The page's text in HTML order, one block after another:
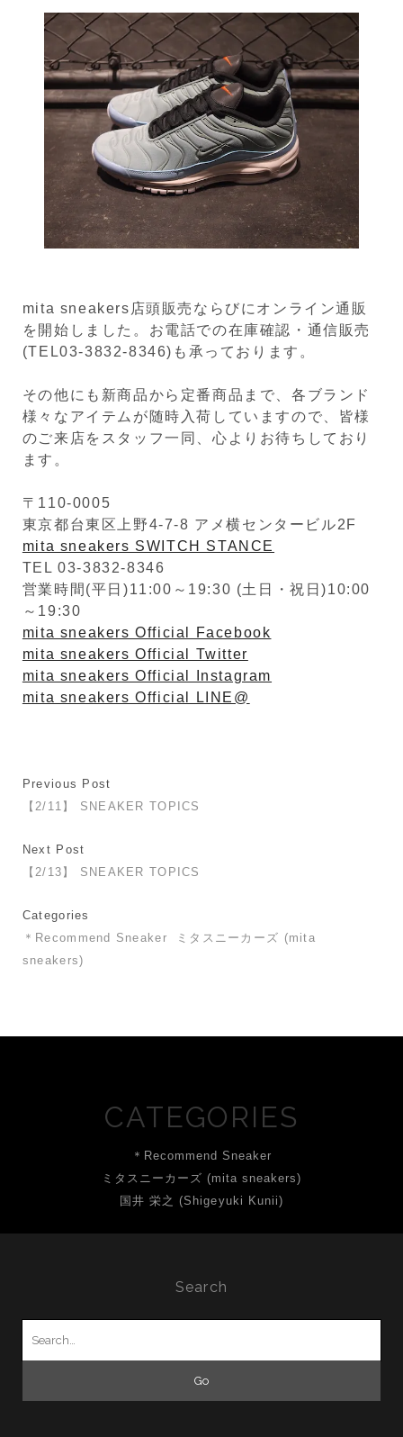
mita sneakers店頭販売ならびにオンライン通販
を開始しました。お電話での在庫確認・通信販売
(TEL03-3832-8346)も承っております。
その他にも新商品から定番商品まで、各ブランド
様々なアイテムが随時入荷していますので、皆様
のご来店をスタッフ一同、心よりお待ちしており
ます。
〒110-0005
東京都台東区上野4-7-8 アメ横センタービル2F
mita sneakers SWITCH STANCE
TEL 03-3832-8346
営業時間(平日)11:00～19:30 (土日・祝日)10:00
～19:30
mita sneakers Official Facebook
mita sneakers Official Twitter
mita sneakers Official Instagram
mita sneakers Official LINE@
Previous Post
【2/11】 SNEAKER TOPICS
Next Post
【2/13】 SNEAKER TOPICS
Categories
＊Recommend Sneaker
ミタスニーカーズ (mita
sneakers)
CATEGORIES
＊Recommend Sneaker
ミタスニーカーズ (mita sneakers)
国井 栄之 (Shigeyuki Kunii)
Search